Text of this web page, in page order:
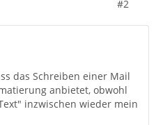
#2
das Schreiben einer Mail
anbietet, obwohl
inzwischen wieder mein